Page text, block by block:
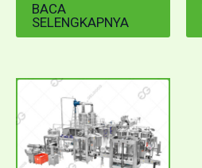
BACA
SELENGKAPNYA